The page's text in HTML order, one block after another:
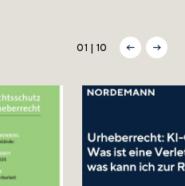
01 | 10